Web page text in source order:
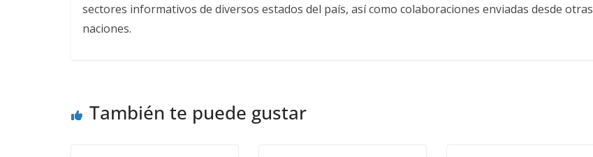
sectores informativos de diversos estados del país, así como colaboraciones enviadas desde otras
naciones.
También te puede gustar